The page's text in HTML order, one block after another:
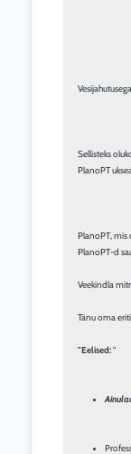
Sellisteks
PlanoPT
PlanoPT, mis
PlanoPT-d
Veekindla
Tänu oma
"Eelised: